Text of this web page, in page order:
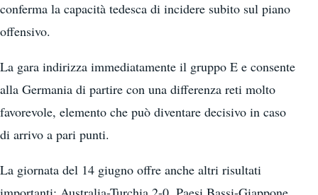
conferma la capacità tedesca di incidere subito sul piano
offensivo.
La gara indirizza immediatamente il gruppo E e consente
alla Germania di partire con una differenza reti molto
favorevole, elemento che può diventare decisivo in caso
di arrivo a pari punti.
La giornata del 14 giugno offre anche altri risultati